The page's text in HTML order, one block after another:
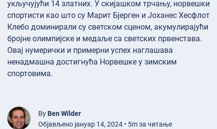
укључујући 14 златних. У скијашком трчању, норвешки
спортисти као што су Марит Бјерген и Јоханес Хесфлот
Клебо доминирали су светском сценом, акумулирајући
бројне олимпијске и медаље са светских првенстава.
Овај нумерички и примерни успех наглашава
ненадмашна достигнућа Норвешке у зимским
спортовима.
By Ben Wilder
Објављено јануар 14, 2024 • 5m за читање